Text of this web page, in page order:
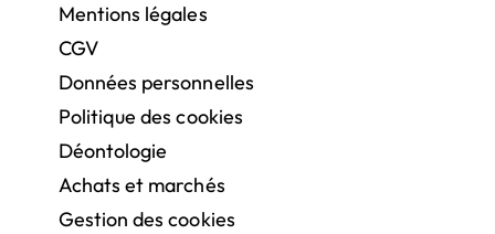
Mentions légales
CGV
Données personnelles
Politique des cookies
Déontologie
Achats et marchés
Gestion des cookies